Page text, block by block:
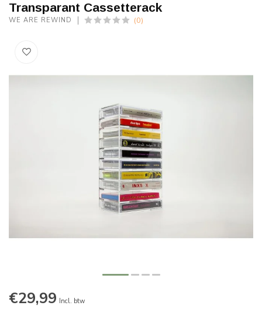
Transparant Cassetterack
WE ARE REWIND (0)
€29,99 Incl. btw